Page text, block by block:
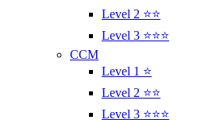
Level 2 ⭐⭐
Level 3 ⭐⭐⭐
CCM
Level 1 ⭐
Level 2 ⭐⭐
Level 3 ⭐⭐⭐